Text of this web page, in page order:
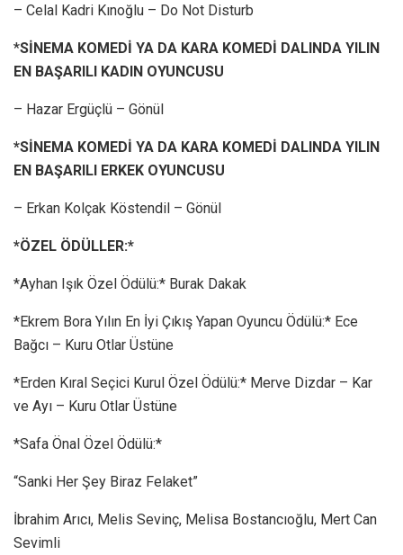
– Celal Kadri Kınoğlu – Do Not Disturb
*SİNEMA KOMEDİ YA DA KARA KOMEDİ DALINDA YILIN
EN BAŞARILI KADIN OYUNCUSU
– Hazar Ergüçlü – Gönül
*SİNEMA KOMEDİ YA DA KARA KOMEDİ DALINDA YILIN
EN BAŞARILI ERKEK OYUNCUSU
– Erkan Kolçak Köstendil – Gönül
*ÖZEL ÖDÜLLER:*
*Ayhan Işık Özel Ödülü:* Burak Dakak
*Ekrem Bora Yılın En İyi Çıkış Yapan Oyuncu Ödülü:* Ece
Bağcı – Kuru Otlar Üstüne
*Erden Kıral Seçici Kurul Özel Ödülü:* Merve Dizdar – Kar
ve Ayı – Kuru Otlar Üstüne
*Safa Önal Özel Ödülü:*
“Sanki Her Şey Biraz Felaket”
İbrahim Arıcı, Melis Sevinç, Melisa Bostancıoğlu, Mert Can
Sevimli